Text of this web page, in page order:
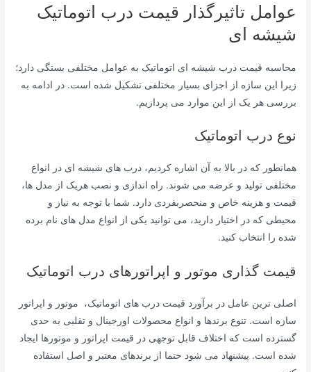
عوامل تاثیرگذار قیمت درب اتوماتیک
شیشه ای
محاسبه قیمت درب شیشه ای اتوماتیک به عوامل مختلفی بستگی دارد؛
زیرا این سازه از اجزای بسیار مختلفی تشکیل شده است. در ادامه به
بررسی هر یک از این موارد می پردازیم.
نوع درب اتوماتیک
همانطور که در بالا به آن اشاره کردیم، درب های شیشه ای در انواع
مختلفی تولید و عرضه می شوند. راه اندازی و نصب هریک از مدل ها،
قیمت و هزینه خاص و منحصربفردی دارد. شما با توجه به نیاز و
محیطی که در اختیار دارید، می توانید یکی از انواع مدل های نام برده
شده را انتخاب کنید.
قیمت گذاری موتور و اپراتورهای درب اتوماتیک
اصلی ترین عامل در برآورد قیمت درب های اتوماتیک، موتور و اپراتور
سازه است. تنوع برندها و انواع محصولات اورجینال و تقلبی به حدی
گسترده است که اختلاف قابل توجهی در قیمت اپراتور و موتورها ایجاد
شده است. پیشنهاد می شود حتما از برندهای معتبر و اصل استفاده